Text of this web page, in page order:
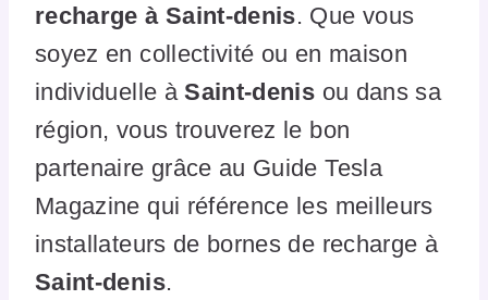
recharge à Saint-denis. Que vous
soyez en collectivité ou en maison
individuelle àSaint-denis ou dans sa
région, vous trouverez le bon
partenaire grâce au Guide Tesla
Magazine qui référence les meilleurs
installateurs de bornes de recharge à
Saint-denis.